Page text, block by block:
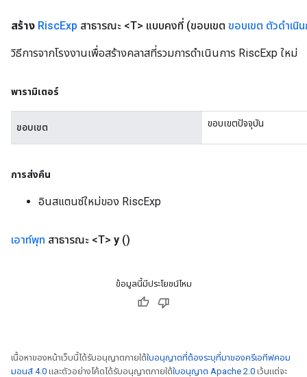
สร้าง RiscExp สาธารณะ <T> แบบคงที่ (ขอบเขต ขอบเขต ตัวดำเนิ
วิธีการจากโรงงานเพื่อสร้างคลาสที่รวมการดำเนินการ RiscExp ใหม่
พารามิเตอร์
ขอบเขต ขอบเขตปัจจุบัน
การส่งคืน
อินสแตนซ์ใหม่ของ RiscExp
เอาท์พุท สาธารณะ <T> y ()
ข้อมูลนี้มีประโยชน์ไหม
เนื้อหาของหน้าเว็บนี้ได้รับอนุญาตภายใต้ใบอนุญาตที่ต้องระบุที่มาของครีเอทีฟคอม
มอนส์ 4.0 และตัวอย่างโค้ดได้รับอนุญาตภายใต้ใบอนุญาต Apache 2.0 เว้นแต่จะ